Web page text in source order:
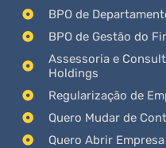
BPO de
BPO de Gestão do
Assessoria e
Holdings
Regularização de
Quero Mudar de
Quero Abrir Empresa